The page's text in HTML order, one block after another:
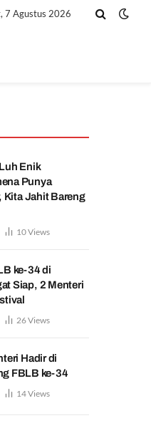
7 Agustus 2026
Enik
Punya
Kita Jahit Bareng
10Views
ke-34 di
Siap, 2 Menteri
26Views
Hadir di
FBLB ke-34
14Views